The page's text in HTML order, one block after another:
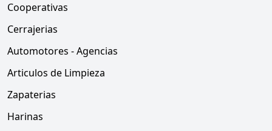
Cooperativas
Cerrajerias
Automotores - Agencias
Articulos de Limpieza
Zapaterias
Harinas